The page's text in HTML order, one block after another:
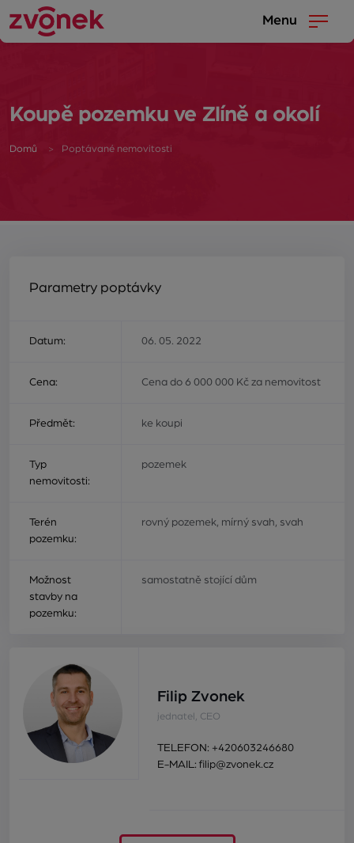
Menu
Koupě pozemku ve Zlíně a okolí
Domů Poptávané nemovitosti
Parametry poptávky
Datum: 06. 05. 2022
Cena: Cena do 6 000 000 Kč za nemovitost
Předmět: ke koupi
Typ
nemovitosti:
pozemek
Terén
pozemku:
rovný pozemek, mírný svah, svah
Možnost
stavby na
pozemku:
samostatně stojící dům
Filip Zvonek
jednatel, CEO
TELEFON: +420603246680
E-MAIL: filip@zvonek.cz